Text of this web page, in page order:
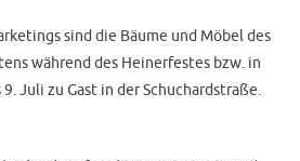
sind die Bäume und Möbel des
während des Heinerfestes bzw. in
Juli zu Gast in der Schuchardstraße.